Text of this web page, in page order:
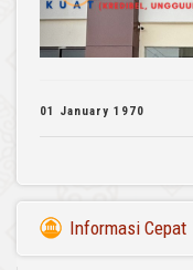
01 January 1970
Informasi Cepat